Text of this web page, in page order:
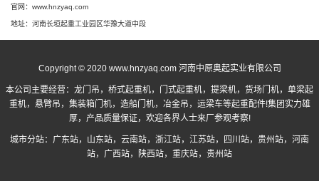
官网：www.hnzyaq.com
地址：河南长垣起重工业园区华豫大道中段
Copyright © 2020 www.hnzyaq.com 河南中原奥起实业有限公司
本公司主要经营： 龙门吊 ， 桥式起重机， 门式起重机，提梁机，货场门机，单梁起
重机，悬臂吊，集装箱门机，造船门机，冶金吊，运梁车等起重配件!集团实力雄
厚，产品质量保证，欢迎各界人士来厂参观考察!
城市分站： 广东站， 山东站， 云南站， 浙江站， 江苏站， 四川站， 贵州站， 河南
站， 广西站， 陕西站， 重庆站， 贵州站